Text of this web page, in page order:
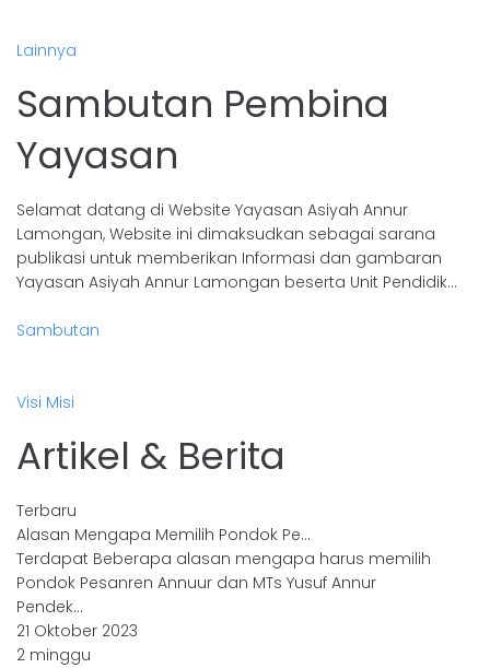
Lainnya
Sambutan Pembina
Yayasan
Selamat datang di Website Yayasan Asiyah Annur
Lamongan, Website ini dimaksudkan sebagai sarana
publikasi untuk memberikan Informasi dan gambaran
Yayasan Asiyah Annur Lamongan beserta Unit Pendidik…
Sambutan
Visi Misi
Artikel & Berita
Terbaru
Alasan Mengapa Memilih Pondok Pe…
Terdapat Beberapa alasan mengapa harus memilih
Pondok Pesanren Annuur dan MTs Yusuf Annur
Pendek…
21 Oktober 2023
2 minggu